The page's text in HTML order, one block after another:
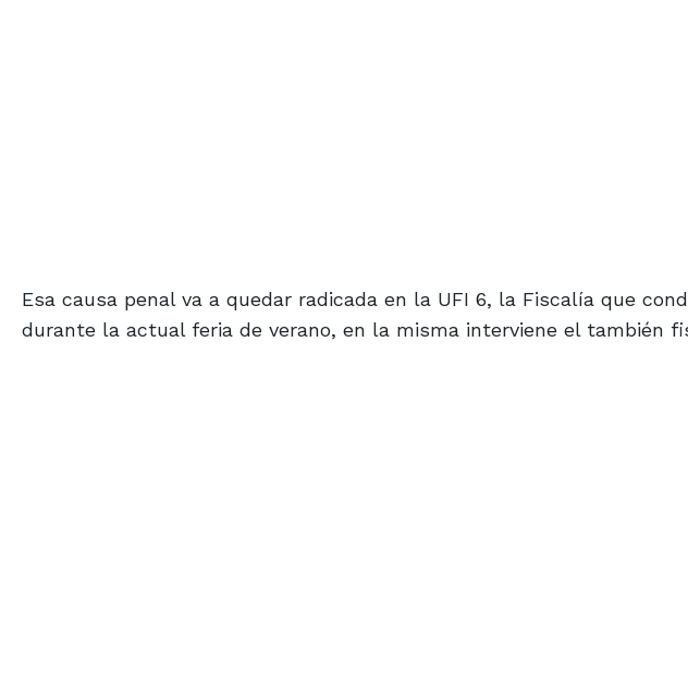
Esa causa penal va a quedar radicada en la UFI 6, la Fiscalía que
durante la actual feria de verano, en la misma interviene el también